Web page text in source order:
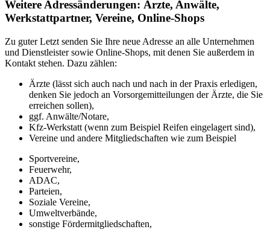
Weitere Adressänderungen: Ärzte, Anwälte,
Werkstattpartner, Vereine, Online-Shops
Zu guter Letzt senden Sie Ihre neue Adresse an alle Unternehmen
und Dienstleister sowie Online-Shops, mit denen Sie außerdem in
Kontakt stehen. Dazu zählen:
Ärzte (lässt sich auch nach und nach in der Praxis erledigen,
denken Sie jedoch an Vorsorgemitteilungen der Ärzte, die Sie
erreichen sollen),
ggf. Anwälte/Notare,
Kfz-Werkstatt (wenn zum Beispiel Reifen eingelagert sind),
Vereine und andere Mitgliedschaften wie zum Beispiel
Sportvereine,
Feuerwehr,
ADAC,
Parteien,
Soziale Vereine,
Umweltverbände,
sonstige Fördermitgliedschaften,